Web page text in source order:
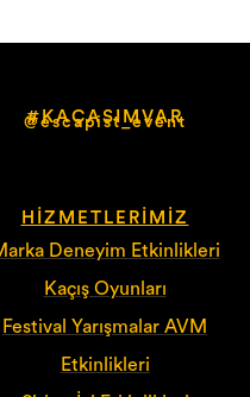
#KAÇASIMVAR
@escapist_event
HIZMETLERIMIZ
Deneyim Etkinlikleri
Kaçış Oyunları
Festival Yarışmalar AVM
Etkinlikleri